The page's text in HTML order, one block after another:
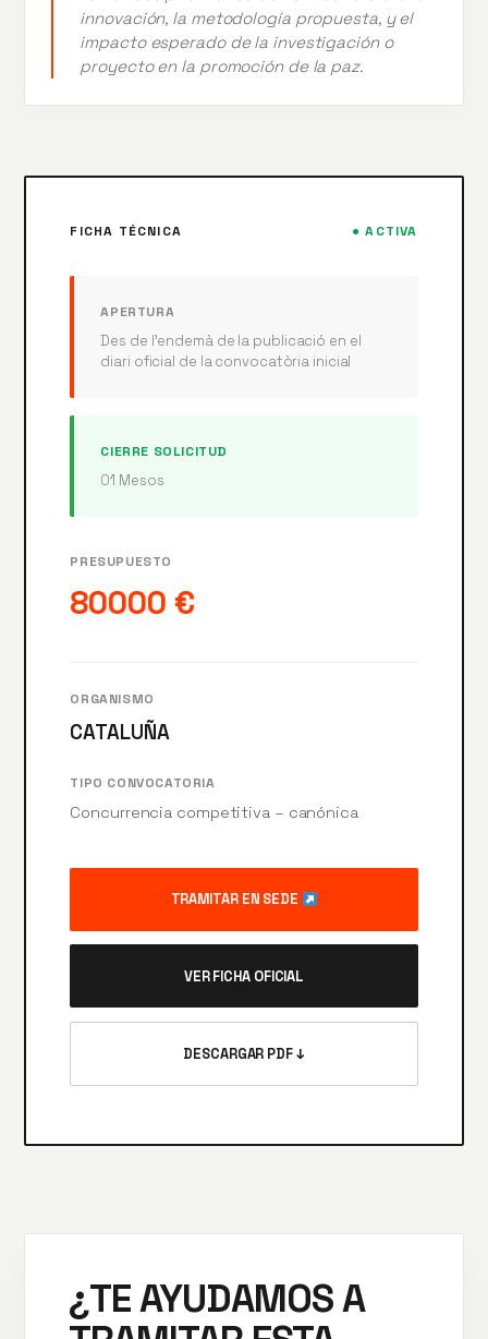
innovación, la metodología propuesta, y el
impacto esperado de la investigación o
proyecto en la promoción de la paz.
FICHA TÉCNICA ● ACTIVA
APERTURA
Des de l’endemà de la publicació en el
diari oficial de la convocatòria inicial
CIERRE SOLICITUD
01 Mesos
PRESUPUESTO
80000 €
ORGANISMO
CATALUÑA
TIPO CONVOCATORIA
Concurrencia competitiva – canónica
TRAMITAR EN SEDE
VER FICHA OFICIAL
DESCARGAR PDF ↓
¿TE AYUDAMOS A